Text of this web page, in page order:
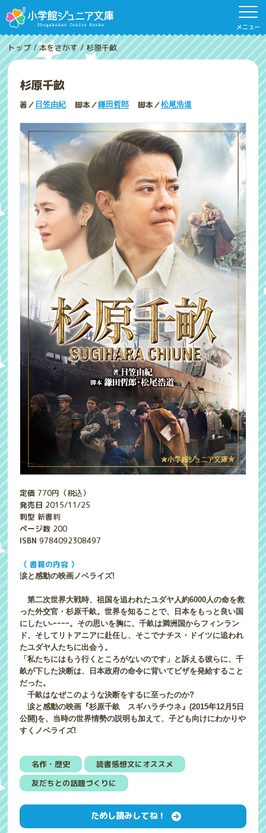
メニュー
トップ /本をさがす /杉原千畝
杉原千畝
著／ 日笠由紀 脚本／鎌田哲郎 脚本／松尾浩道
定価 770円（税込）
発売日 2015/11/25
判型 新書判
ページ数 200
ISBN9784092308497
〈 書籍の内容 〉
涙と感動の映画ノベライズ!
第二次世界大戦時、祖国を追われたユダヤ人約6000人の命を救
った外交官・杉原千畝。世界を知ることで、日本をもっと良い国
にしたい-ｰｰｰｰ。その思いを胸に、千畝は満洲国からフィンラン
ド、そしてリトアニアに赴任し、そこでナチス・ドイツに追われ
たユダヤ人たちに出会う。
「私たちにはもう行くところがないのです」と訴える彼らに、千
畝が下した決断は、日本政府の命令に背いてビザを発給すること
だった。
千畝はなぜこのような決断をするに至ったのか?
涙と感動の映画『杉原千畝 スギハラチウネ』(2015年12月5日
公開)を、当時の世界情勢の説明も加えて、子ども向けにわかりや
すくノベライズ!
名作・歴史
読書感想文にオススメ
友だちとの話題づくりに
ためし読みしてね！